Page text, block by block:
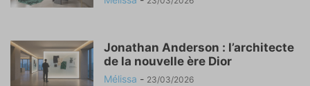
Jonathan Anderson : l’architecte
de la nouvelle ère Dior
Mélissa - 23/03/2026